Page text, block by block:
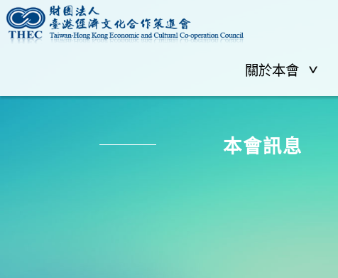
關於本會
本會訊息